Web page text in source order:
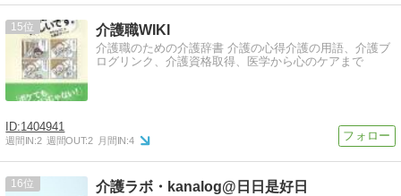
15 介護職WIKI
介護職のための介護辞書 介護の心得介護の用語、介護ブ
ログリンク、介護資格取得、医学から心のケアまで
1404941
週間IN:2 週間OUT:2 月間IN:4
16 介護ラボ・kanalog@日日是好日